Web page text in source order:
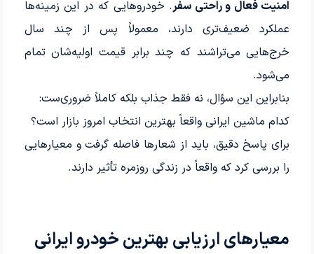
امنیت فعال و راحتی سفر. خودروهایی که در این زمینه‌ها
عملکرد ضعیف‌تری دارند، معمولاً پس از چند سال
خرج‌هایی می‌تراشند که چند برابر قیمت اولیه‌شان تمام
می‌شود.
بنابراین این سؤال، نه فقط جذاب بلکه کاملاً ضروری‌ست:
کدام ماشین ایرانی واقعاً بهترین انتخاب امروز بازار است؟
برای پاسخ دقیق، باید از شعارها فاصله گرفت و معیارهایی
را بررسی کرد که واقعاً در زندگی روزمره تأثیر دارند.
معیارهای ارزیابی بهترین خودرو ایرانی